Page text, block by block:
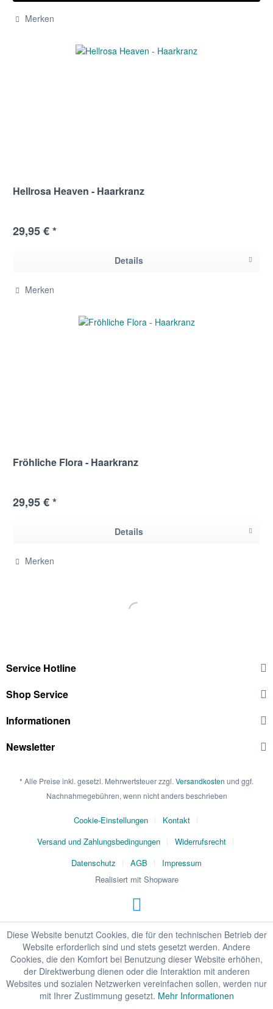
Merken
Hellrosa Heaven - Haarkranz
29,95 € *
Details
Merken
Fröhliche Flora - Haarkranz
29,95 € *
Details
Merken
Service Hotline
Shop Service
Informationen
Newsletter
* Alle Preise inkl. gesetzl. Mehrwertsteuer zzgl. Versandkosten und ggf.
Nachnahmegebühren, wenn nicht anders beschrieben
Cookie-Einstellungen
Kontakt
Versand und Zahlungsbedingungen
Widerrufsrecht
Datenschutz
AGB
Impressum
Realisiert mit Shopware
Diese Website benutzt Cookies, die für den technischen Betrieb der
Website erforderlich sind und stets gesetzt werden. Andere
Cookies, die den Komfort bei Benutzung dieser Website erhöhen,
der Direktwerbung dienen oder die Interaktion mit anderen
Websites und sozialen Netzwerken vereinfachen sollen, werden nur
mit Ihrer Zustimmung gesetzt. Mehr Informationen